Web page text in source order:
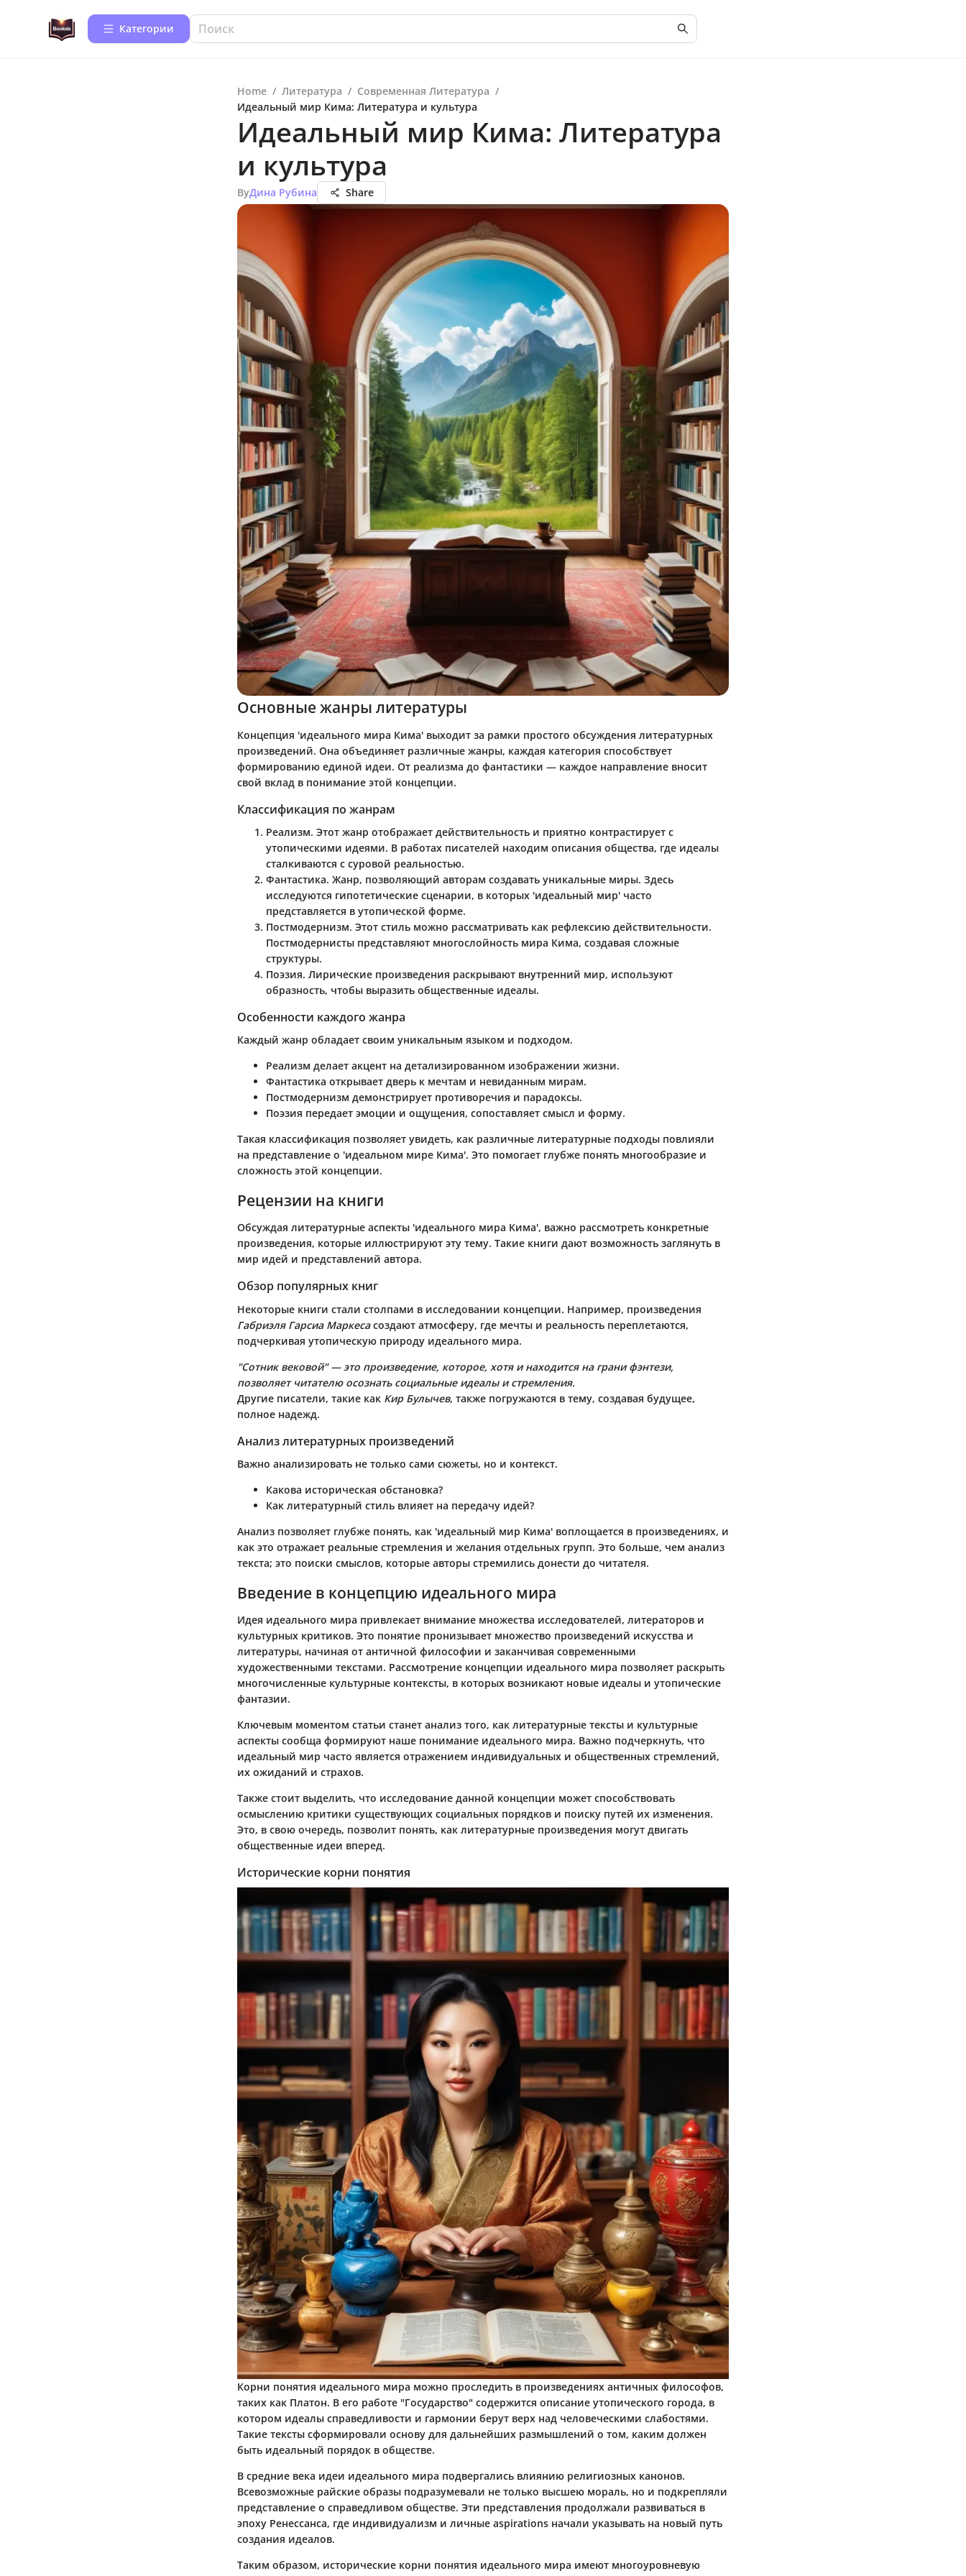
Категории
Home / Литература / Современная Литература /
Идеальный мир Кима: Литература и культура
Идеальный мир Кима: Литература
и культура
ByДина Рубина Share
Основные жанры литературы
Концепция 'идеального мира Кима' выходит за рамки простого обсуждения литературных
произведений. Она объединяет различные жанры, каждая категория способствует
формированию единой идеи. От реализма до фантастики — каждое направление вносит
свой вклад в понимание этой концепции.
Классификация по жанрам
Реализм. Этот жанр отображает действительность и приятно контрастирует с
утопическими идеями. В работах писателей находим описания общества, где идеалы
сталкиваются с суровой реальностью.
Фантастика. Жанр, позволяющий авторам создавать уникальные миры. Здесь
исследуются гипотетические сценарии, в которых 'идеальный мир' часто
представляется в утопической форме.
Постмодернизм. Этот стиль можно рассматривать как рефлексию действительности.
Постмодернисты представляют многослойность мира Кима, создавая сложные
структуры.
Поэзия. Лирические произведения раскрывают внутренний мир, используют
образность, чтобы выразить общественные идеалы.
Особенности каждого жанра
Каждый жанр обладает своим уникальным языком и подходом.
Реализм делает акцент на детализированном изображении жизни.
Фантастика открывает дверь к мечтам и невиданным мирам.
Постмодернизм демонстрирует противоречия и парадоксы.
Поэзия передает эмоции и ощущения, сопоставляет смысл и форму.
Такая классификация позволяет увидеть, как различные литературные подходы повлияли
на представление о 'идеальном мире Кима'. Это помогает глубже понять многообразие и
сложность этой концепции.
Рецензии на книги
Обсуждая литературные аспекты 'идеального мира Кима', важно рассмотреть конкретные
произведения, которые иллюстрируют эту тему. Такие книги дают возможность заглянуть в
мир идей и представлений автора.
Обзор популярных книг
Некоторые книги стали столпами в исследовании концепции. Например, произведения
Габриэля Гарсиа Маркесасоздают атмосферу, где мечты и реальность переплетаются,
подчеркивая утопическую природу идеального мира.
"Сотник вековой" — это произведение, которое, хотя и находится на грани фэнтези,
позволяет читателю осознать социальные идеалы и стремления.
Другие писатели, такие как Кир Булычев, также погружаются в тему, создавая будущее,
полное надежд.
Анализ литературных произведений
Важно анализировать не только сами сюжеты, но и контекст.
Какова историческая обстановка?
Как литературный стиль влияет на передачу идей?
Анализ позволяет глубже понять, как 'идеальный мир Кима' воплощается в произведениях, и
как это отражает реальные стремления и желания отдельных групп. Это больше, чем анализ
текста; это поиски смыслов, которые авторы стремились донести до читателя.
Введение в концепцию идеального мира
Идея идеального мира привлекает внимание множества исследователей, литераторов и
культурных критиков. Это понятие пронизывает множество произведений искусства и
литературы, начиная от античной философии и заканчивая современными
художественными текстами. Рассмотрение концепции идеального мира позволяет раскрыть
многочисленные культурные контексты, в которых возникают новые идеалы и утопические
фантазии.
Ключевым моментом статьи станет анализ того, как литературные тексты и культурные
аспекты сообща формируют наше понимание идеального мира. Важно подчеркнуть, что
идеальный мир часто является отражением индивидуальных и общественных стремлений,
их ожиданий и страхов.
Также стоит выделить, что исследование данной концепции может способствовать
осмыслению критики существующих социальных порядков и поиску путей их изменения.
Это, в свою очередь, позволит понять, как литературные произведения могут двигать
общественные идеи вперед.
Исторические корни понятия
Корни понятия идеального мира можно проследить в произведениях античных философов,
таких как Платон. В его работе "Государство" содержится описание утопического города, в
котором идеалы справедливости и гармонии берут верх над человеческими слабостями.
Такие тексты сформировали основу для дальнейших размышлений о том, каким должен
быть идеальный порядок в обществе.
В средние века идеи идеального мира подвергались влиянию религиозных канонов.
Всевозможные райские образы подразумевали не только высшею мораль, но и подкрепляли
представление о справедливом обществе. Эти представления продолжали развиваться в
эпоху Ренессанса, где индивидуализм и личные aspirations начали указывать на новый путь
создания идеалов.
Таким образом, исторические корни понятия идеального мира имеют многоуровневую